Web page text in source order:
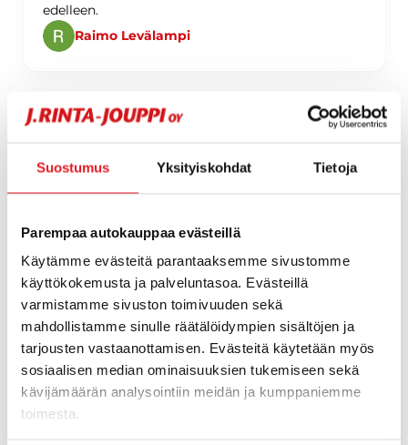
Suostumus Yksityiskohdat Tietoja
Parempaa autokauppaa evästeillä
Käytämme evästeitä parantaaksemme sivustomme
käyttökokemusta ja palveluntasoa. Evästeillä
varmistamme sivuston toimivuuden sekä
mahdollistamme sinulle räätälöidympien sisältöjen ja
tarjousten vastaanottamisen. Evästeitä käytetään myös
sosiaalisen median ominaisuuksien tukemiseen sekä
kävijämäärän analysointiin meidän ja kumppaniemme
toimesta.
edelleen.
Raimo Levälampi